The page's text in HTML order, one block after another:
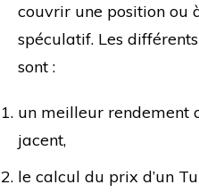
couvrir une position ou
spéculatif. Les
sont :
un meilleur rendement
jacent,
le calcul du prix d’un